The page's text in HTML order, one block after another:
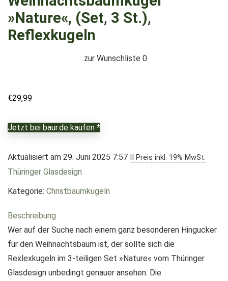
»Nature«, (Set, 3 St.),
Reflexkugeln
zur Wunschliste 0
€29,99
Jetzt bei baur.de kaufen *
Aktualisiert am 29. Juni 2025 7:57 II Preis inkl. 19% MwSt.
Thüringer Glasdesign
Kategorie: Christbaumkugeln
Beschreibung
Wer auf der Suche nach einem ganz besonderen Hingucker
für den Weihnachtsbaum ist, der sollte sich die
Rexlexkugeln im 3-teiligen Set »Nature« vom Thüringer
Glasdesign unbedingt genauer ansehen. Die